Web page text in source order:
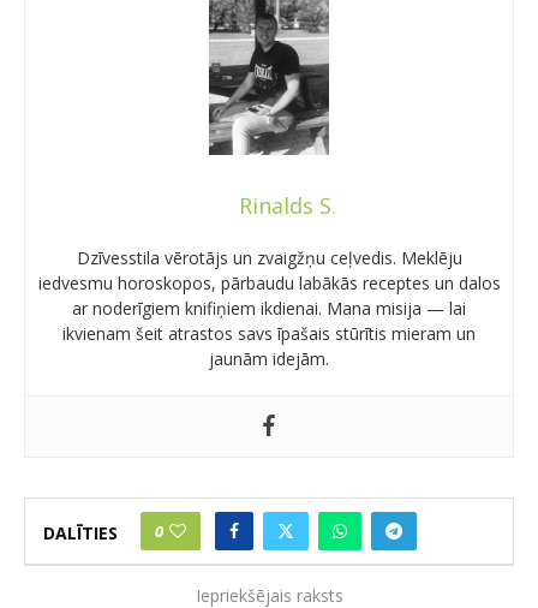
Rinalds S.
Dzīvesstila vērotājs un zvaigžņu ceļvedis. Meklēju
iedvesmu horoskopos, pārbaudu labākās receptes un dalos
ar noderīgiem knifiņiem ikdienai. Mana misija — lai
ikvienam šeit atrastos savs īpašais stūrītis mieram un
jaunām idejām.
DALĪTIES 0
Iepriekšējais raksts